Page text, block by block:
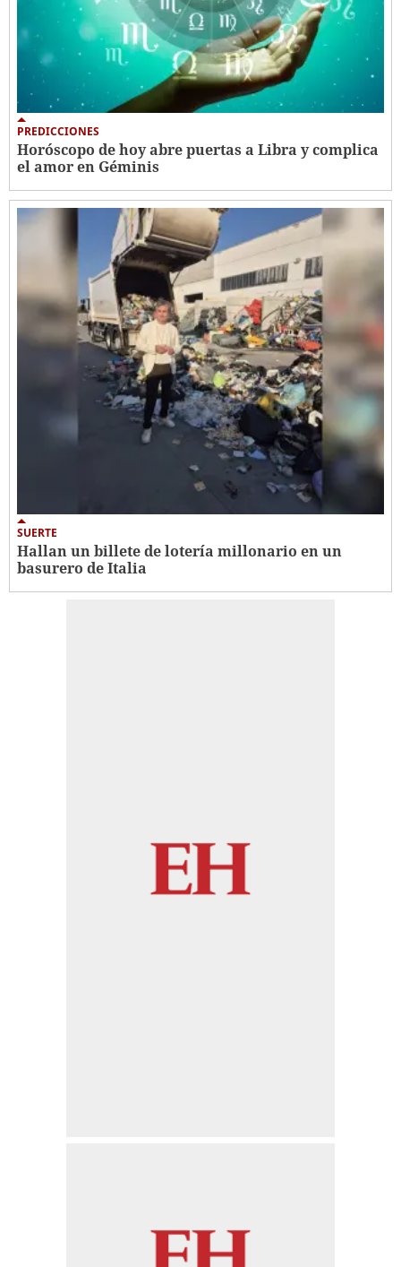
PREDICCIONES
Horóscopo de hoy abre puertas a Libra y complica
el amor en Géminis
SUERTE
Hallan un billete de lotería millonario en un
basurero de Italia